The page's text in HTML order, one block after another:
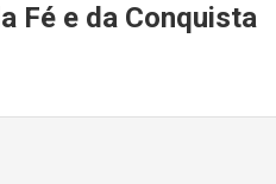
Fé e da Conquista